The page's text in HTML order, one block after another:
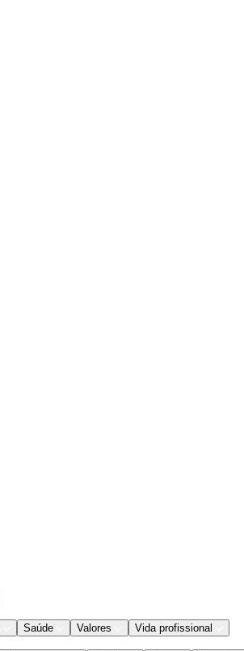
Saúde Valores Vida profissional